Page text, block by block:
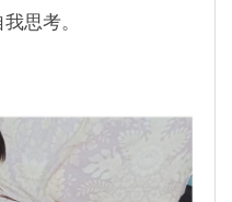
思考。